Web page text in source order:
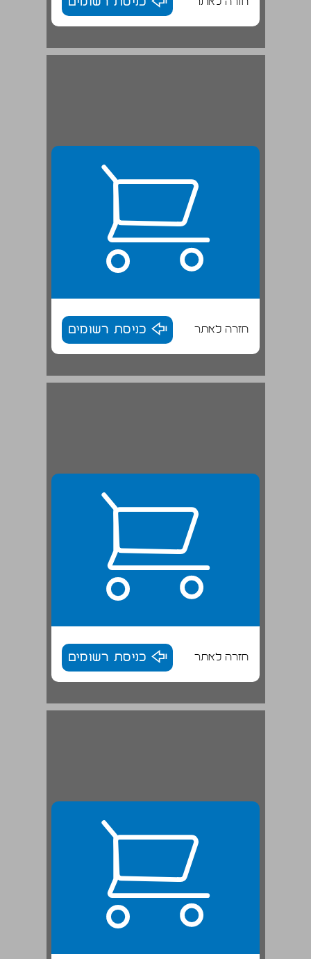
חזרה לאתר כניסת רשומים
חזרה לאתר כניסת רשומים